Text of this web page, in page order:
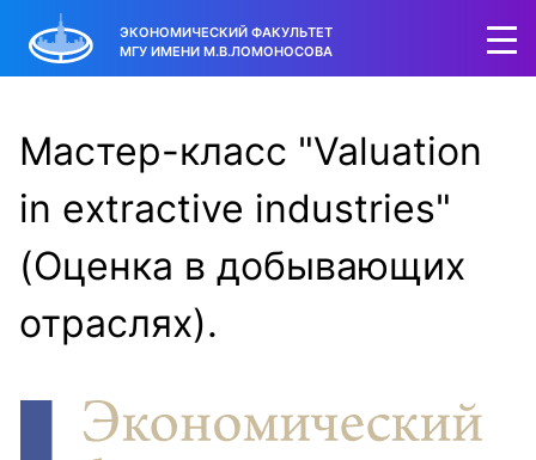
ЭКОНОМИЧЕСКИЙ ФАКУЛЬТЕТ
МГУ ИМЕНИ М.В.ЛОМОНОСОВА
Мастер-класс "Valuation
in extractive industries"
(Оценка в добывающих
отраслях).